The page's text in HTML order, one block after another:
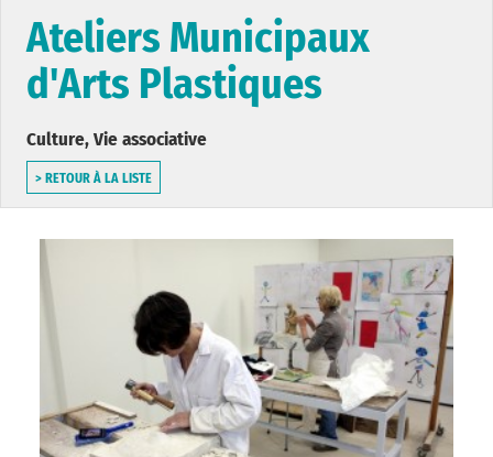
Ateliers Municipaux
d'Arts Plastiques
Culture, Vie associative
> RETOUR À LA LISTE